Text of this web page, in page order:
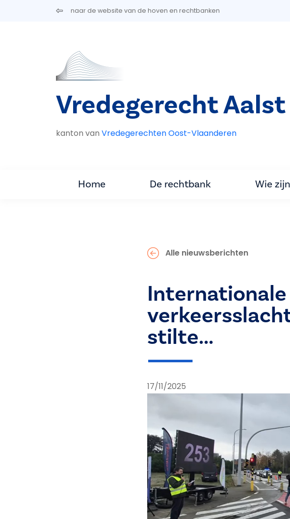
Overslaan en naar de inhoud gaannaar de website van de hoven en rechtbanken
Vredegerecht Aalst
kanton van Vredegerechten Oost-Vlaanderen
Home De rechtbank Wie
Alle nieuwsberichten
stilte...
17/11/2025